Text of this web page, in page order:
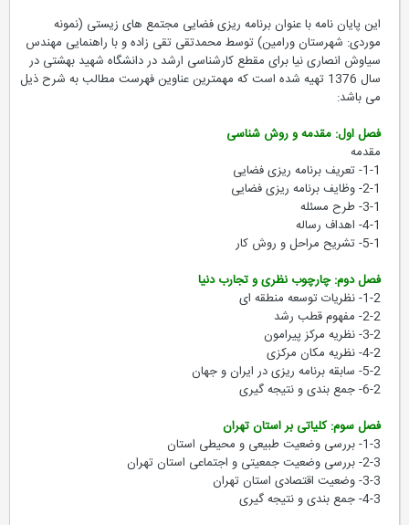
این پایان نامه با عنوان برنامه ریزی فضایی مجتمع های زیستی (نمونه
موردی: شهرستان ورامین) توسط محمدتقی تقی زاده و با راهنمایی مهندس
سیاوش انصاری نیا برای مقطع کارشناسی ارشد در دانشگاه شهید بهشتی در
سال 1376 تهیه شده است که مهمترین عناوین فهرست مطالب به شرح ذیل
می باشد:
فصل اول: مقدمه و روش شناسی
مقدمه
1-1- تعریف برنامه ریزی فضایی
2-1- وظایف برنامه ریزی فضایی
3-1- طرح مسئله
4-1- اهداف رساله
5-1- تشریح مراحل و روش کار
فصل دوم: چارچوب نظری و تجارب دنیا
1-2- نظریات توسعه منطقه ای
2-2- مفهوم قطب رشد
3-2- نظریه مرکز پیرامون
4-2- نظریه مکان مرکزی
5-2- سابقه برنامه ریزی در ایران و جهان
6-2- جمع بندی و نتیجه گیری
فصل سوم: کلیاتی بر استان تهران
1-3- بررسی وضعیت طبیعی و محیطی استان
2-3- بررسی وضعیت جمعیتی و اجتماعی استان تهران
3-3- وضعیت اقتصادی استان تهران
4-3- جمع بندی و نتیجه گیری